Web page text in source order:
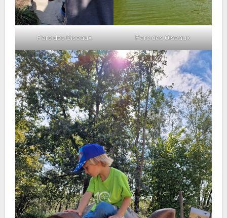
Parc des Oiseaux Parc des Oiseaux